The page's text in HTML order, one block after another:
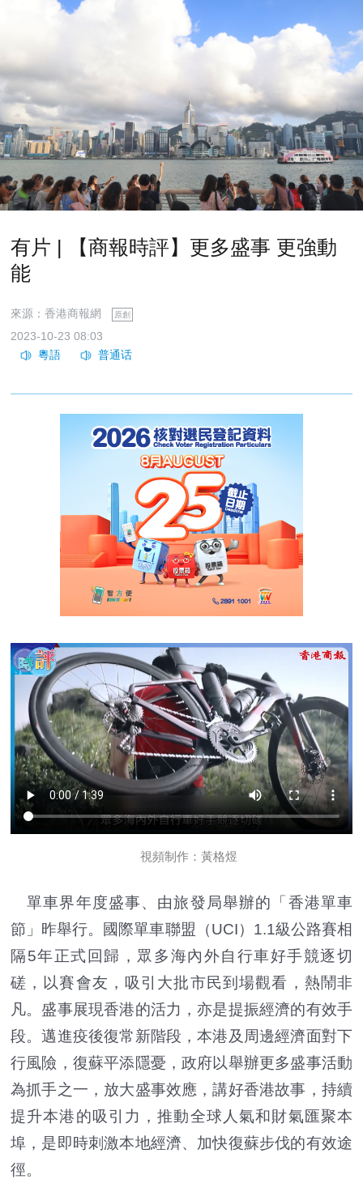
有片 | 【商報時評】更多盛事 更強動
能
來源：香港商報網 原創
2023-10-23 08:03
視頻制作：黃格煜
單車界年度盛事、由旅發局舉辦的「香港單車
節」昨舉行。國際單車聯盟（UCI）1.1級公路賽相
隔5年正式回歸，眾多海內外自行車好手競逐切
磋，以賽會友，吸引大批市民到場觀看，熱鬧非
凡。盛事展現香港的活力，亦是提振經濟的有效手
段。邁進疫後復常新階段，本港及周邊經濟面對下
行風險，復蘇平添隱憂，政府以舉辦更多盛事活動
為抓手之一，放大盛事效應，講好香港故事，持續
提升本港的吸引力，推動全球人氣和財氣匯聚本
埠，是即時刺激本地經濟、加快復蘇步伐的有效途
徑。